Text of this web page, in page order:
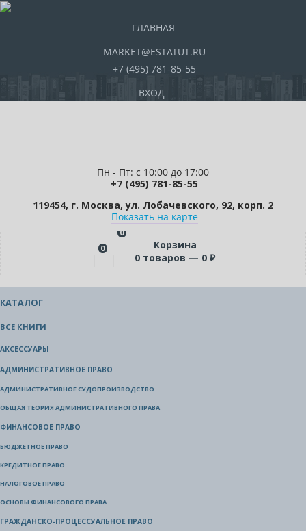
ГЛАВНАЯ
MARKET@ESTATUT.RU
+7 (495) 781-85-55
ВХОД
Пн - Пт: с 10:00 до 17:00
+7 (495) 781-85-55
119454, г. Москва, ул. Лобачевского, 92, корп. 2
Показать на карте
0
0
Корзина
0 товаров — 0 ₽
КАТАЛОГ
ВСЕ КНИГИ
АКСЕССУАРЫ
АДМИНИСТРАТИВНОЕ ПРАВО
АДМИНИСТРАТИВНОЕ СУДОПРОИЗВОДСТВО
ОБЩАЯ ТЕОРИЯ АДМИНИСТРАТИВНОГО ПРАВА
ФИНАНСОВОЕ ПРАВО
БЮДЖЕТНОЕ ПРАВО
КРЕДИТНОЕ ПРАВО
НАЛОГОВОЕ ПРАВО
ОСНОВЫ ФИНАНСОВОГО ПРАВА
ГРАЖДАНСКО-ПРОЦЕССУАЛЬНОЕ ПРАВО